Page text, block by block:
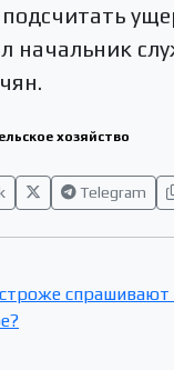
начальник
хозяйство
Telegram
спрашивают